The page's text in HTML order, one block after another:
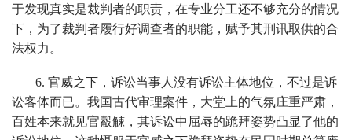
于发现真实是裁判者的职责，在专业分工还不够充分的情况
下，为了裁判者履行好调查者的职能，赋予其刑讯取供的合
法权力。
6. 官威之下，诉讼当事人没有诉讼主体地位，不过是诉
讼客体而已。我国古代审理案件，大堂上的气氛庄重严肃，
百姓本来就见官觳觫，其诉讼中屈辱的跪拜姿势凸显了他的